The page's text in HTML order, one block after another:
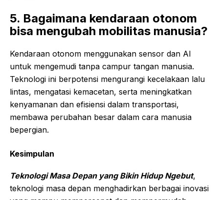
5. Bagaimana kendaraan otonom
bisa mengubah mobilitas manusia?
Kendaraan otonom menggunakan sensor dan AI
untuk mengemudi tanpa campur tangan manusia.
Teknologi ini berpotensi mengurangi kecelakaan lalu
lintas, mengatasi kemacetan, serta meningkatkan
kenyamanan dan efisiensi dalam transportasi,
membawa perubahan besar dalam cara manusia
bepergian.
Kesimpulan
Teknologi Masa Depan yang Bikin Hidup Ngebut,
teknologi masa depan menghadirkan berbagai inovasi